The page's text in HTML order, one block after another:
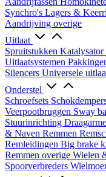
Synchro's Lagers &
Aandrijving overige
Uitlaat
Spruitstukken Katalysator
Uitlaatsystemen
Silencers Universele
Onderstel
Schroefsets
Veerpootbruggen Sway
Stuurinrichting
& Naven Remmen
Remleidingen Big brake
Remmen overige Wielen
Spoorverbreders